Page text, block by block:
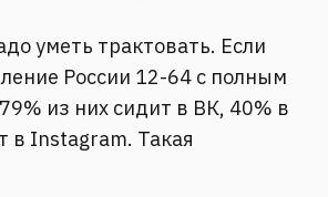
уметь трактовать. Если
России 12-64 с полным
из них сидит в ВК, 40% в
в Instagram. Такая